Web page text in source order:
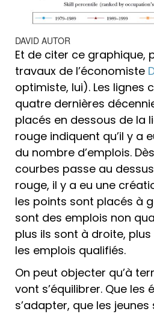
DAVID AUTOR
Et de citer ce graphique,
travaux de l’économiste
optimiste, lui). Les lignes
quatre dernières
placés en dessous de la
rouge indiquent qu’il y a
du nombre d’emplois.
courbes passe au
rouge, il y a eu une
les points sont placés à
sont des emplois non
plus ils sont à droite,
les emplois qualifiés.
On peut objecter qu’à
vont s’équilibrer. Que les
s’adapter, que les